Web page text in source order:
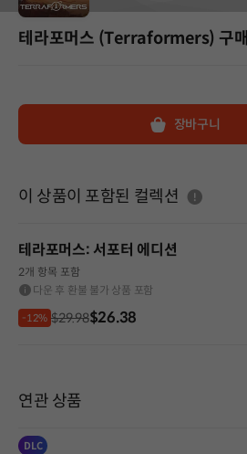
테라포머스 (Terraformers) 구매
장바구니
이 상품이 포함된 컬렉션 도움말
테라포머스: 서포터 에디션
2개 항목 포함
다운 후 환불 불가 상품 포함
-12% $29.98$26.38
연관 상품
DLC